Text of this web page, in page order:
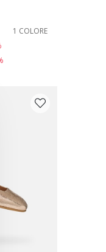
1 COLORE